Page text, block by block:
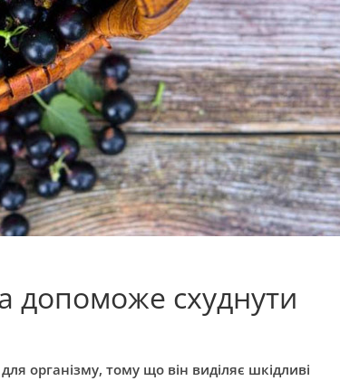
допоможе схуднути
організму, тому що він виділяє шкідливі